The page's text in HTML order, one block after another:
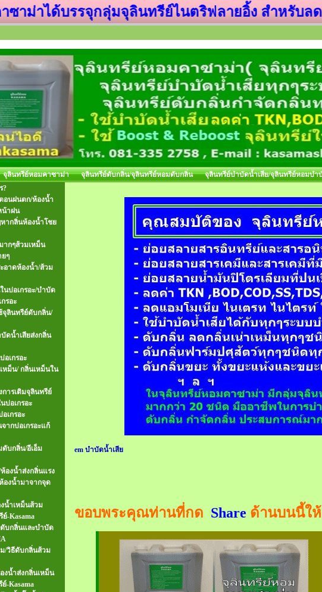
าม่าได้บรรจุกลุ่มจุลินทรีย์ไนตริฟลายอิ้ง สำหรับลดค่
จุลินทรีย์หอมคาซาม่า จุลินทรีย์ดับกลิ่น/จุลินทรีย์หอมดับกลิ่น จุลินทรีย์บำบัดน้ำเสีย/จุลินทรีย์หอมบำ
?
อนฝนตก/ห้องน้ำ
น้าฝน
ากลิ่นห้องน้ำโชย
ากๆส้วมเหม็น
ๆ
อาดห้องน้ำ/ส้วม
นบ่อเกรอะ/บำบัด
รอะ
จุลินทรีย์ดับกลิ่น/
ดน้ำเสียส่งกลิ่น
อเกรอะ
หม็น/ กลิ่นเหม็นใน
การเติมจุลินทรีย์
บ่อเกรอะ
เกรอะ
ากบ่อเกรอะแก้
ดับกลิ่น/อีเอ็ม
องน้ำส่งกลิ่นแรง
องน้ำมาจากจุด
น้ำเหม็นส้วม
-Kasama
บกลิ่นและบำบัด
/วิธีดับกลิ่นส้วม
งน้ำส่งกลิ่นเหม็น
-Kasama
em บำบัดน้ำเสีย
ขอบพระคุณท่านที่กด Share ด้านบนนี้ให้